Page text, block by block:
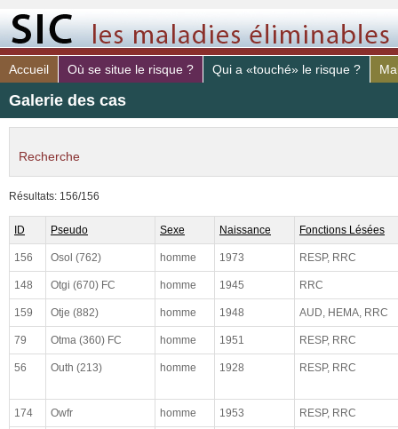
Accueil Où se situe le risque ? Qui a «touché» le risque ?
Galerie des cas
Recherche
identifiant
médecin.
sexe
année de naissance
Fonctions vitales lésées
risque PAR (sujet)
maladie déclarée
Résultats: 156/156
ID Pseudo Sexe Naissance Fonctions Lésées
156 Osol (762) homme 1973 RESP, RRC
148 Otgi (670) FC homme 1945 RRC
159 Otje (882) homme 1948 AUD, HEMA, RRC
79 Otma (360) FC homme 1951 RESP, RRC
56 Outh (213) homme 1928 RESP, RRC
174 Owfr homme 1953 RESP, RRC